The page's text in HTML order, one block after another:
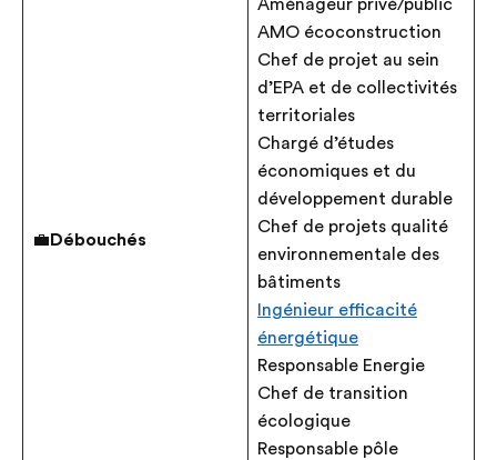
💼 Débouchés
Aménageur privé/public
AMO écoconstruction
Chef de projet au sein
d’EPA et de collectivités
territoriales
Chargé d’études
économiques et du
développement durable
Chef de projets qualité
environnementale des
bâtiments
Ingénieur efficacité
énergétique
Responsable Energie
Chef de transition
écologique
Responsable pôle